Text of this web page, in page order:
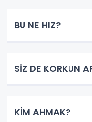
BU NE HIZ?
SİZ DE KORKUN
KİM AHMAK?